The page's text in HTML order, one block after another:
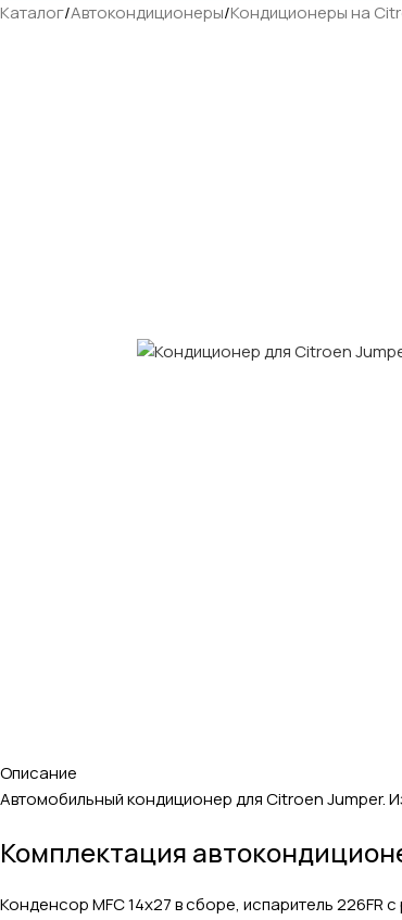
Каталог/Автокондиционеры/Кондиционеры на
Описание
Автомобильный кондиционер для Citroen Jumper.
Комплектация
Конденсор MFC 14х27 в сборе, испаритель